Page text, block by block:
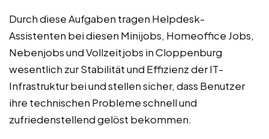
Durch diese Aufgaben tragen Helpdesk-
Assistenten bei diesen Minijobs, Homeoffice Jobs,
Nebenjobs und Vollzeitjobs in Cloppenburg
wesentlich zur Stabilität und Effizienz der IT-
Infrastruktur bei und stellen sicher, dass Benutzer
ihre technischen Probleme schnell und
zufriedenstellend gelöst bekommen.